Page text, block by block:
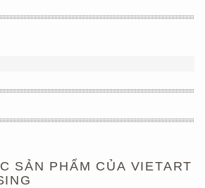
SẢN PHẨM CỦA VIETART